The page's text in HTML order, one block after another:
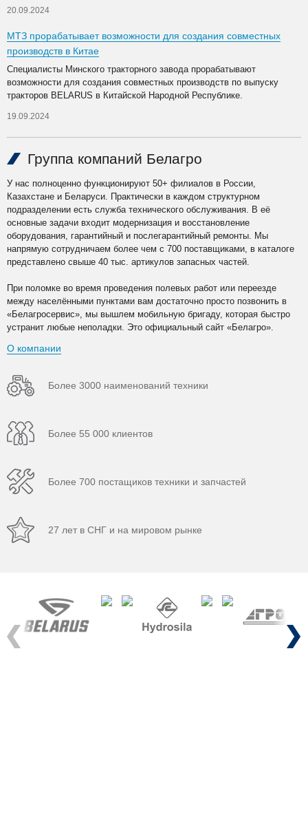
20.09.2024
МТЗ прорабатывает возможности для создания совместных
производств в Китае
Специалисты Минского тракторного завода прорабатывают
возможности для создания совместных производств по выпуску
тракторов BELARUS в Китайской Народной Республике.
19.09.2024
Группа компаний Белагро
У нас полноценно функционируют 50+ филиалов в России,
Казахстане и Беларуси. Практически в каждом структурном
подразделении есть служба технического обслуживания. В её
основные задачи входит модернизация и восстановление
оборудования, гарантийный и послегарантийный ремонты. Мы
напрямую сотрудничаем более чем с 700 поставщиками, в каталоге
представлено свыше 40 тыс. артикулов запасных частей.
При поломке во время проведения полевых работ или переезде
между населёнными пунктами вам достаточно просто позвонить в
«Белагросервис», мы вышлем мобильную бригаду, которая быстро
устранит любые неполадки. Это официальный сайт «Белагро».
О компании
Более 3000 наименований техники
Более 55 000 клиентов
Более 700 постащиков техники и запчастей
27 лет в СНГ и на мировом рынке
Previous Next